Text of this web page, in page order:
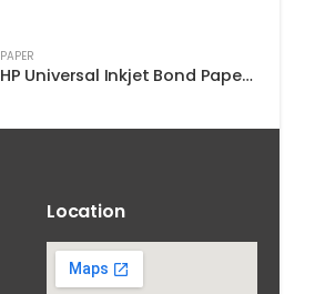
PAPER
HP Universal Inkjet Bond Paper (Matte) – 36″ Wide Roll – 150′ Long Q1397A
Location